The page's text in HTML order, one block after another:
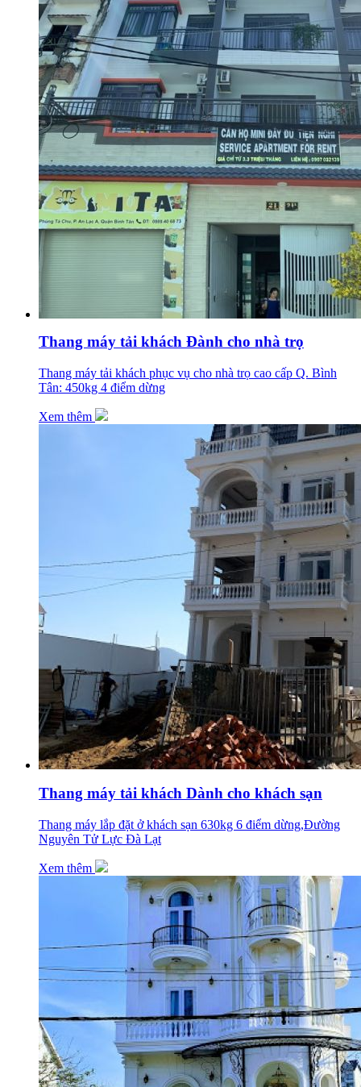
Thang máy tải khách Đành cho nhà trọ
Thang máy tải khách phục vụ cho nhà trọ cao cấp Q. Bình
Tân: 450kg 4 điểm dừng
Xem thêm
Thang máy tải khách Dành cho khách sạn
Thang máy lắp đặt ở khách sạn 630kg 6 điểm dừng,Đường
Nguyên Tử Lực Đà Lạt
Xem thêm